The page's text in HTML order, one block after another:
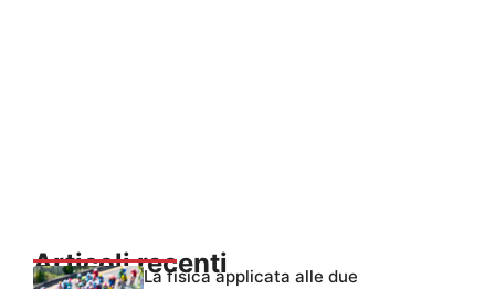
Articoli recentiLa fisica applicata alle due